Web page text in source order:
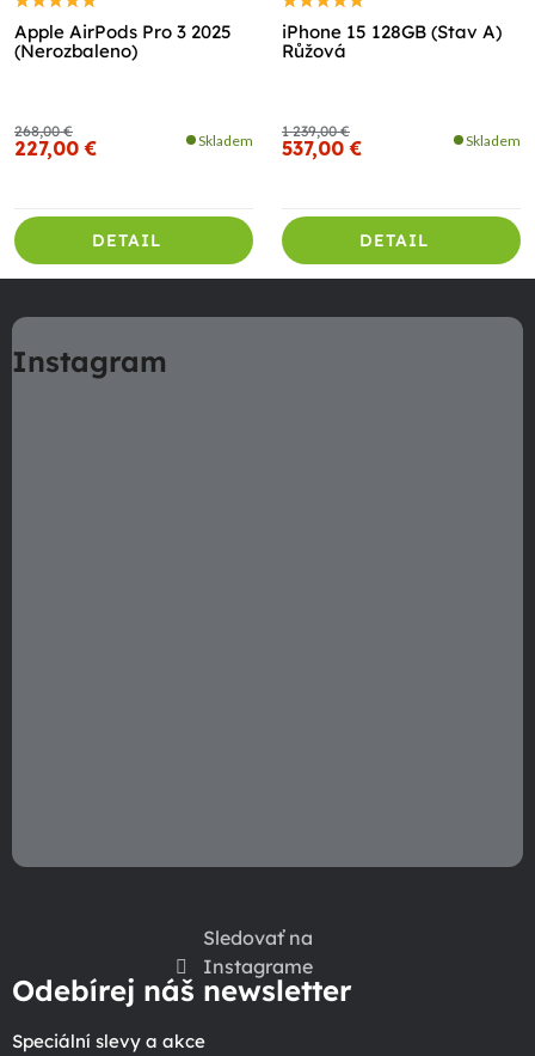
Apple AirPods Pro 3 2025
(Nerozbaleno)
268,00 €
227,00 € Skladem
DETAIL
iPhone 15 128GB (Stav A)
Růžová
1 239,00 €
537,00 € Skladem
DETAIL
á
pInstagram
Sledovať na
Instagrame
Odebírej náš newsletter
Speciální slevy a akce